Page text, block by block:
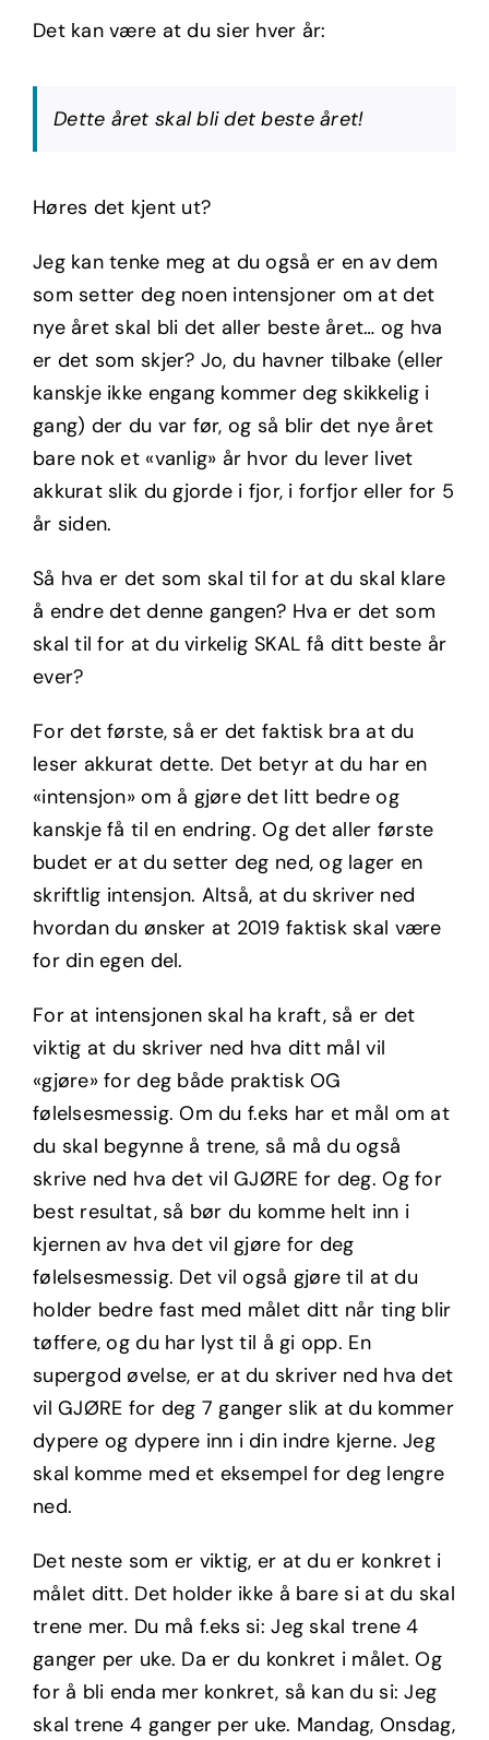
Det kan være at du sier hver år:
Dette året skal bli det beste året!
Høres det kjent ut?
Jeg kan tenke meg at du også er en av dem
som setter deg noen intensjoner om at det
nye året skal bli det aller beste året… og hva
er det som skjer? Jo, du havner tilbake (eller
kanskje ikke engang kommer deg skikkelig i
gang) der du var før, og så blir det nye året
bare nok et «vanlig» år hvor du lever livet
akkurat slik du gjorde i fjor, i forfjor eller for 5
år siden.
Så hva er det som skal til for at du skal klare
å endre det denne gangen? Hva er det som
skal til for at du virkelig SKAL få ditt beste år
ever?
For det første, så er det faktisk bra at du
leser akkurat dette. Det betyr at du har en
«intensjon» om å gjøre det litt bedre og
kanskje få til en endring. Og det aller første
budet er at du setter deg ned, og lager en
skriftlig intensjon. Altså, at du skriver ned
hvordan du ønsker at 2019 faktisk skal være
for din egen del.
For at intensjonen skal ha kraft, så er det
viktig at du skriver ned hva ditt mål vil
«gjøre» for deg både praktisk OG
følelsesmessig. Om du f.eks har et mål om at
du skal begynne å trene, så må du også
skrive ned hva det vil GJØRE for deg. Og for
best resultat, så bør du komme helt inn i
kjernen av hva det vil gjøre for deg
følelsesmessig. Det vil også gjøre til at du
holder bedre fast med målet ditt når ting blir
tøffere, og du har lyst til å gi opp. En
supergod øvelse, er at du skriver ned hva det
vil GJØRE for deg 7 ganger slik at du kommer
dypere og dypere inn i din indre kjerne. Jeg
skal komme med et eksempel for deg lengre
ned.
Det neste som er viktig, er at du er konkret i
målet ditt. Det holder ikke å bare si at du skal
trene mer. Du må f.eks si: Jeg skal trene 4
ganger per uke. Da er du konkret i målet. Og
for å bli enda mer konkret, så kan du si: Jeg
skal trene 4 ganger per uke. Mandag, Onsdag,